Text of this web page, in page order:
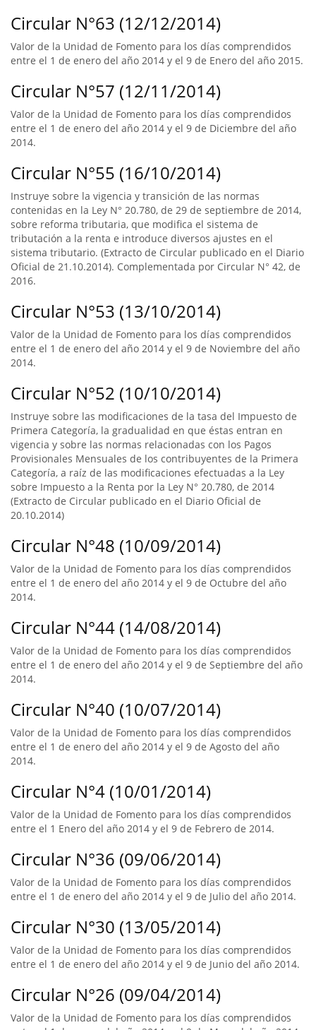
Circular N°63 (12/12/2014)
Valor de la Unidad de Fomento para los días comprendidos
entre el 1 de enero del año 2014 y el 9 de Enero del año 2015.
Circular N°57 (12/11/2014)
Valor de la Unidad de Fomento para los días comprendidos
entre el 1 de enero del año 2014 y el 9 de Diciembre del año
2014.
Circular N°55 (16/10/2014)
Instruye sobre la vigencia y transición de las normas
contenidas en la Ley N° 20.780, de 29 de septiembre de 2014,
sobre reforma tributaria, que modifica el sistema de
tributación a la renta e introduce diversos ajustes en el
sistema tributario. (Extracto de Circular publicado en el Diario
Oficial de 21.10.2014). Complementada por Circular N° 42, de
2016.
Circular N°53 (13/10/2014)
Valor de la Unidad de Fomento para los días comprendidos
entre el 1 de enero del año 2014 y el 9 de Noviembre del año
2014.
Circular N°52 (10/10/2014)
Instruye sobre las modificaciones de la tasa del Impuesto de
Primera Categoría, la gradualidad en que éstas entran en
vigencia y sobre las normas relacionadas con los Pagos
Provisionales Mensuales de los contribuyentes de la Primera
Categoría, a raíz de las modificaciones efectuadas a la Ley
sobre Impuesto a la Renta por la Ley N° 20.780, de 2014
(Extracto de Circular publicado en el Diario Oficial de
20.10.2014)
Circular N°48 (10/09/2014)
Valor de la Unidad de Fomento para los días comprendidos
entre el 1 de enero del año 2014 y el 9 de Octubre del año
2014.
Circular N°44 (14/08/2014)
Valor de la Unidad de Fomento para los días comprendidos
entre el 1 de enero del año 2014 y el 9 de Septiembre del año
2014.
Circular N°40 (10/07/2014)
Valor de la Unidad de Fomento para los días comprendidos
entre el 1 de enero del año 2014 y el 9 de Agosto del año
2014.
Circular N°4 (10/01/2014)
Valor de la Unidad de Fomento para los días comprendidos
entre el 1 Enero del año 2014 y el 9 de Febrero de 2014.
Circular N°36 (09/06/2014)
Valor de la Unidad de Fomento para los días comprendidos
entre el 1 de enero del año 2014 y el 9 de Julio del año 2014.
Circular N°30 (13/05/2014)
Valor de la Unidad de Fomento para los días comprendidos
entre el 1 de enero del año 2014 y el 9 de Junio del año 2014.
Circular N°26 (09/04/2014)
Valor de la Unidad de Fomento para los días comprendidos